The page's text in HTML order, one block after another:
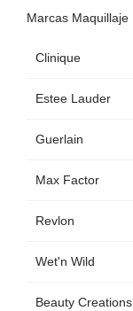
Marcas Maquillaje
Clinique
Estee Lauder
Guerlain
Max Factor
Revlon
Wet'n Wild
Beauty Creations